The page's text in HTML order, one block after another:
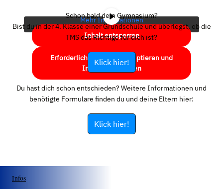
Mehr Informationen
Inhalt entsperren
Erforderlichen Service akzeptieren und
Inhalte entsperren
Schon bald dein Gymnasium?
Bist du in der 4. Klasse einer Grundschule und überlegst, ob die
TMS das Richtige für dich ist?
Klick hier!
Du hast dich schon entschieden? Weitere Informationen und
benötigte Formulare finden du und deine Eltern hier:
Klick hier!
Infos